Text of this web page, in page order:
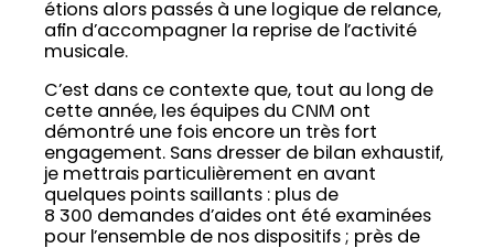
étions alors passés à une logique de relance,
afin d’accompagner la reprise de l’activité
musicale.
C’est dans ce contexte que, tout au long de
cette année, les équipes du CNM ont
démontré une fois encore un très fort
engagement. Sans dresser de bilan exhaustif,
je mettrais particulièrement en avant
quelques points saillants : plus de
8 300 demandes d’aides ont été examinées
pour l’ensemble de nos dispositifs ; près de